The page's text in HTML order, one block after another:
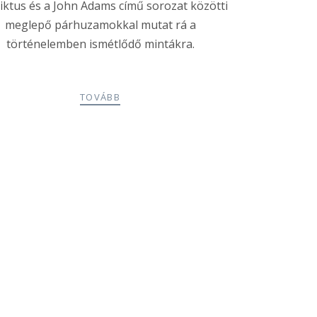
és a John Adams című sorozat közötti
meglepő párhuzamokkal mutat rá a
történelemben ismétlődő mintákra.
TOVÁBB